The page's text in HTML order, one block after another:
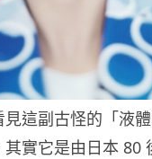
這副古怪的「液
實它是由日本 80